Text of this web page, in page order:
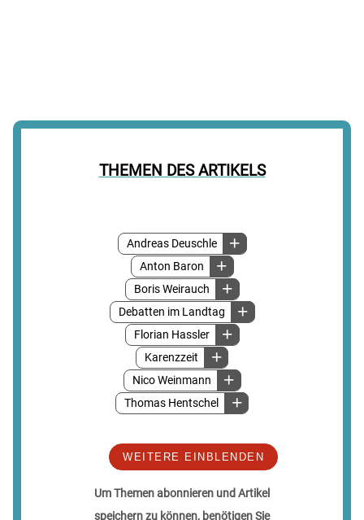
THEMEN DES ARTIKELS
Andreas Deuschle
Anton Baron
Boris Weirauch
Debatten im Landtag
Florian Hassler
Karenzzeit
Nico Weinmann
Thomas Hentschel
WEITERE EINBLENDEN
Um Themen abonnieren und Artikel
speichern zu können, benötigen Sie